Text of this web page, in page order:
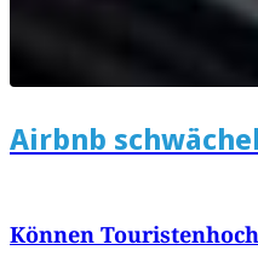
Airbnb
Können